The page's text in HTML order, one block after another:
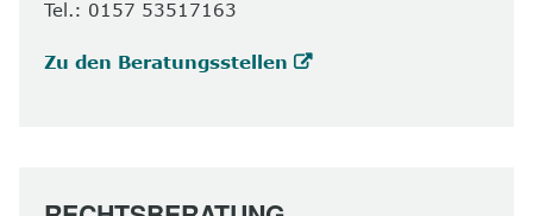
Tel.: 0157 53517163
Zu den Beratungsstellen